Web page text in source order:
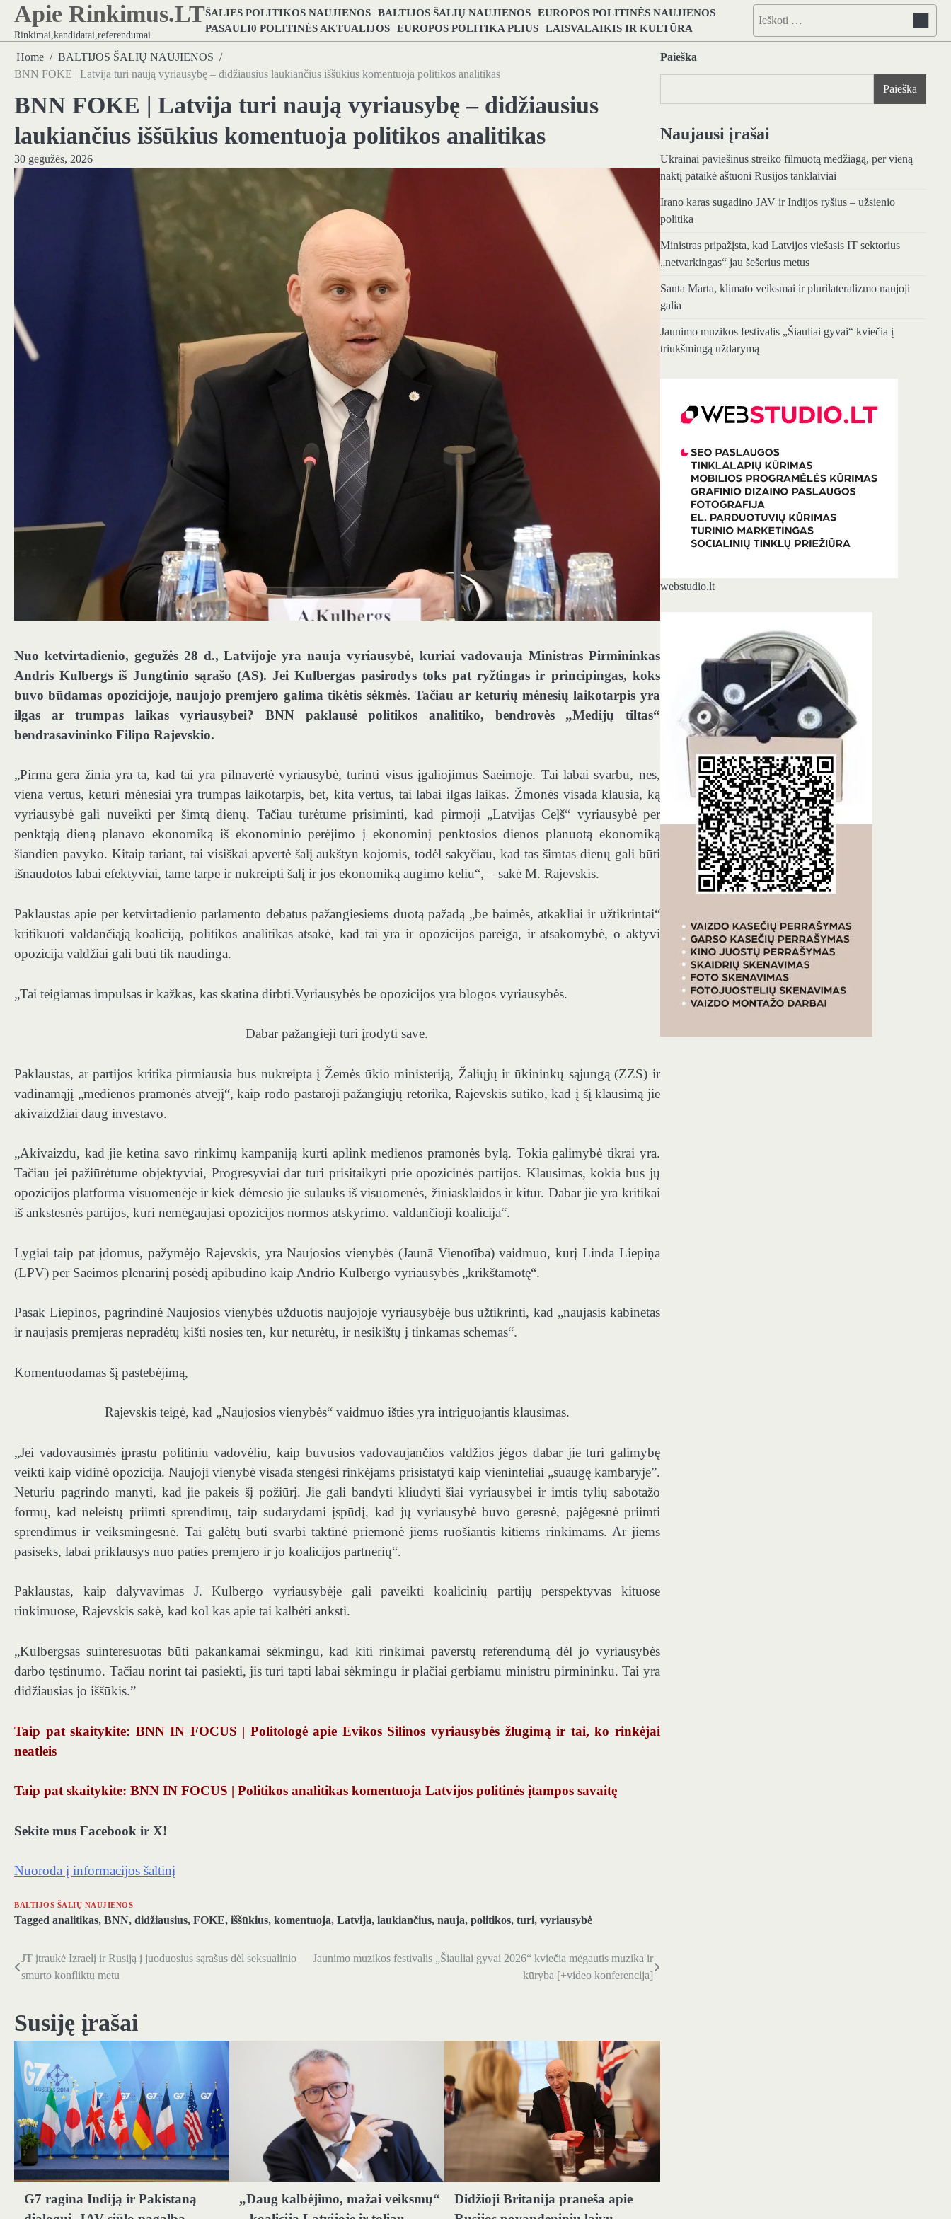
Skip
content
Apie Rinkimus.LT
Rinkimai,kandidatai,referendumai
ŠALIES POLITIKOS NAUJIENOS BALTIJOS ŠALIŲ NAUJIENOS EUROPOS POLITINĖS NAUJIENOS
PASAULI0 POLITINĖS AKTUALIJOS EUROPOS POLITIKA PLIUS LAISVALAIKIS IR KULTŪRA
Ieškoti:
Home
BALTIJOS ŠALIŲ NAUJIENOS
BNN FOKE | Latvija turi naują vyriausybę – didžiausius laukiančius iššūkius komentuoja politikos analitikas
BNN FOKE | Latvija turi naują vyriausybę – didžiausius
laukiančius iššūkius komentuoja politikos analitikas
30 gegužės, 2026
Nuo ketvirtadienio, gegužės 28 d., Latvijoje yra nauja vyriausybė, kuriai vadovauja Ministras Pirmininkas
Andris Kulbergs iš Jungtinio sąrašo (AS). Jei Kulbergas pasirodys toks pat ryžtingas ir principingas, koks
buvo būdamas opozicijoje, naujojo premjero galima tikėtis sėkmės. Tačiau ar keturių mėnesių laikotarpis yra
ilgas ar trumpas laikas vyriausybei? BNN paklausė politikos analitiko, bendrovės „Medijų tiltas“
bendrasavininko Filipo Rajevskio.
„Pirma gera žinia yra ta, kad tai yra pilnavertė vyriausybė, turinti visus įgaliojimus Saeimoje. Tai labai svarbu, nes,
viena vertus, keturi mėnesiai yra trumpas laikotarpis, bet, kita vertus, tai labai ilgas laikas. Žmonės visada klausia, ką
vyriausybė gali nuveikti per šimtą dienų. Tačiau turėtume prisiminti, kad pirmoji „Latvijas Ceļš“ vyriausybė per
penktąją dieną planavo ekonomiką iš ekonominio perėjimo į ekonominį penktosios dienos planuotą ekonomiką
šiandien pavyko. Kitaip tariant, tai visiškai apvertė šalį aukštyn kojomis, todėl sakyčiau, kad tas šimtas dienų gali būti
išnaudotos labai efektyviai, tame tarpe ir nukreipti šalį ir jos ekonomiką augimo keliu“, – sakė M. Rajevskis.
Paklaustas apie per ketvirtadienio parlamento debatus pažangiesiems duotą pažadą „be baimės, atkakliai ir užtikrintai“
kritikuoti valdančiąją koaliciją, politikos analitikas atsakė, kad tai yra ir opozicijos pareiga, ir atsakomybė, o aktyvi
opozicija valdžiai gali būti tik naudinga.
„Tai teigiamas impulsas ir kažkas, kas skatina dirbti.Vyriausybės be opozicijos yra blogos vyriausybės.
Dabar pažangieji turi įrodyti save.
Paklaustas, ar partijos kritika pirmiausia bus nukreipta į Žemės ūkio ministeriją, Žaliųjų ir ūkininkų sąjungą (ZZS) ir
vadinamąjį „medienos pramonės atvejį“, kaip rodo pastaroji pažangiųjų retorika, Rajevskis sutiko, kad į šį klausimą jie
akivaizdžiai daug investavo.
„Akivaizdu, kad jie ketina savo rinkimų kampaniją kurti aplink medienos pramonės bylą. Tokia galimybė tikrai yra.
Tačiau jei pažiūrėtume objektyviai, Progresyviai dar turi prisitaikyti prie opozicinės partijos. Klausimas, kokia bus jų
opozicijos platforma visuomenėje ir kiek dėmesio jie sulauks iš visuomenės, žiniasklaidos ir kitur. Dabar jie yra kritikai
iš ankstesnės partijos, kuri nemėgaujasi opozicijos normos atskyrimo. valdančioji koalicija“.
Lygiai taip pat įdomus, pažymėjo Rajevskis, yra Naujosios vienybės (Jaunā Vienotība) vaidmuo, kurį Linda Liepiņa
(LPV) per Saeimos plenarinį posėdį apibūdino kaip Andrio Kulbergo vyriausybės „krikštamotę“.
Pasak Liepinos, pagrindinė Naujosios vienybės užduotis naujojoje vyriausybėje bus užtikrinti, kad „naujasis kabinetas
ir naujasis premjeras nepradėtų kišti nosies ten, kur neturėtų, ir nesikištų į tinkamas schemas“.
Komentuodamas šį pastebėjimą,
Rajevskis teigė, kad „Naujosios vienybės“ vaidmuo išties yra intriguojantis klausimas.
„Jei vadovausimės įprastu politiniu vadovėliu, kaip buvusios vadovaujančios valdžios jėgos dabar jie turi galimybę
veikti kaip vidinė opozicija. Naujoji vienybė visada stengėsi rinkėjams prisistatyti kaip vieninteliai „suaugę kambaryje”.
Neturiu pagrindo manyti, kad jie pakeis šį požiūrį. Jie gali bandyti kliudyti šiai vyriausybei ir imtis tylių sabotažo
formų, kad neleistų priimti sprendimų, taip sudarydami įspūdį, kad jų vyriausybė buvo geresnė, pajėgesnė priimti
sprendimus ir veiksmingesnė. Tai galėtų būti svarbi taktinė priemonė jiems ruošiantis kitiems rinkimams. Ar jiems
pasiseks, labai priklausys nuo paties premjero ir jo koalicijos partnerių“.
Paklaustas, kaip dalyvavimas J. Kulbergo vyriausybėje gali paveikti koalicinių partijų perspektyvas kituose
rinkimuose, Rajevskis sakė, kad kol kas apie tai kalbėti anksti.
„Kulbergsas suinteresuotas būti pakankamai sėkmingu, kad kiti rinkimai paverstų referendumą dėl jo vyriausybės
darbo tęstinumo. Tačiau norint tai pasiekti, jis turi tapti labai sėkmingu ir plačiai gerbiamu ministru pirmininku. Tai yra
didžiausias jo iššūkis.”
Taip pat skaitykite: BNN IN FOCUS | Politologė apie Evikos Silinos vyriausybės žlugimą ir tai, ko rinkėjai
neatleis
Taip pat skaitykite: BNN IN FOCUS | Politikos analitikas komentuoja Latvijos politinės įtampos savaitę
Sekite mus Facebook ir X!
Nuoroda į informacijos šaltinį
BALTIJOS ŠALIŲ NAUJIENOS
Tagged analitikas, BNN, didžiausius, FOKE, iššūkius, komentuoja, Latvija, laukiančius, nauja, politikos, turi, vyriausybė
Navigacija
įrašų
JT įtraukė Izraelį ir Rusiją į juoduosius sąrašus dėl seksualinio
smurto konfliktų metu
Jaunimo muzikos festivalis „Šiauliai gyvai 2026“ kviečia mėgautis muzika ir
kūryba [+video konferencija]
Susiję įrašai
G7 ragina Indiją ir Pakistaną
„Daug kalbėjimo, mažai veiksmų“
Didžioji Britanija praneša apie
Paieška
Paieška
Naujausi įrašai
Ukrainai paviešinus streiko filmuotą medžiagą, per vieną
naktį pataikė aštuoni Rusijos tanklaiviai
Irano karas sugadino JAV ir Indijos ryšius – užsienio
politika
Ministras pripažįsta, kad Latvijos viešasis IT sektorius
„netvarkingas“ jau šešerius metus
Santa Marta, klimato veiksmai ir plurilateralizmo naujoji
galia
Jaunimo muzikos festivalis „Šiauliai gyvai“ kviečia į
triukšmingą uždarymą
webstudio.lt